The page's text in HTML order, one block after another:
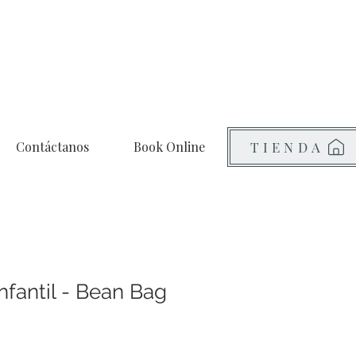
Contáctanos Book Online TIENDA
- Bean Bag